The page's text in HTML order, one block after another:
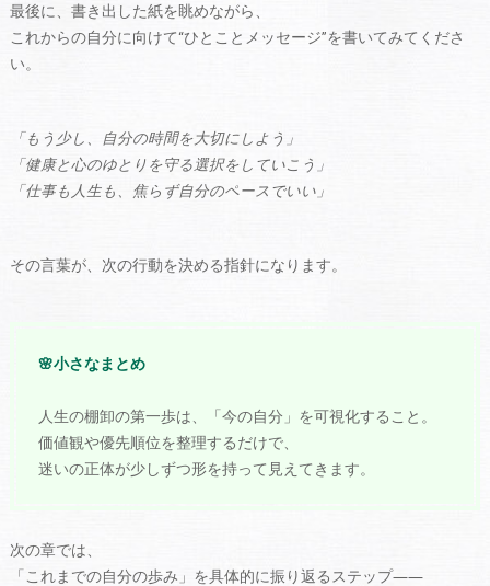
最後に、書き出した紙を眺めながら、
これからの自分に向けて“ひとことメッセージ”を書いてみてくださ
い。
「もう少し、自分の時間を大切にしよう」
「健康と心のゆとりを守る選択をしていこう」
「仕事も人生も、焦らず自分のペースでいい」
その言葉が、次の行動を決める指針になります。
🌸小さなまとめ
人生の棚卸の第一歩は、「今の自分」を可視化すること。
価値観や優先順位を整理するだけで、
迷いの正体が少しずつ形を持って見えてきます。
次の章では、
「これまでの自分の歩み」を具体的に振り返るステップ――